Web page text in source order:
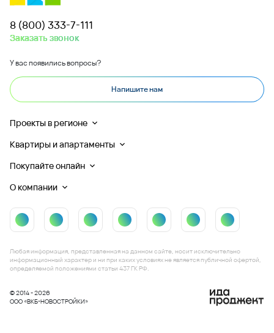
8 (800) 333-7-111
Заказать звонок
У вас появились вопросы?
Напишите нам
Проекты в регионе
Квартиры и апартаменты
Покупайте онлайн
О компании
© 2014 - 2026
ООО «ВКБ-НОВОСТРОЙКИ»
Любая информация, представленная на данном сайте, носит исключительно
информационный характер и ни при каких условиях не является публичной офертой,
определяемой положениями статьи 437 ГК РФ.